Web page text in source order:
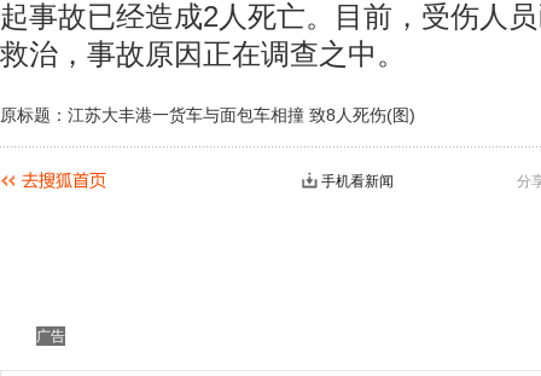
起事故已经造成2人死亡。目前，受伤人
救治，事故原因正在调查之中。
原标题：江苏大丰港一货车与面包车相撞 致8人死伤(图)
分
手机看新闻
广告